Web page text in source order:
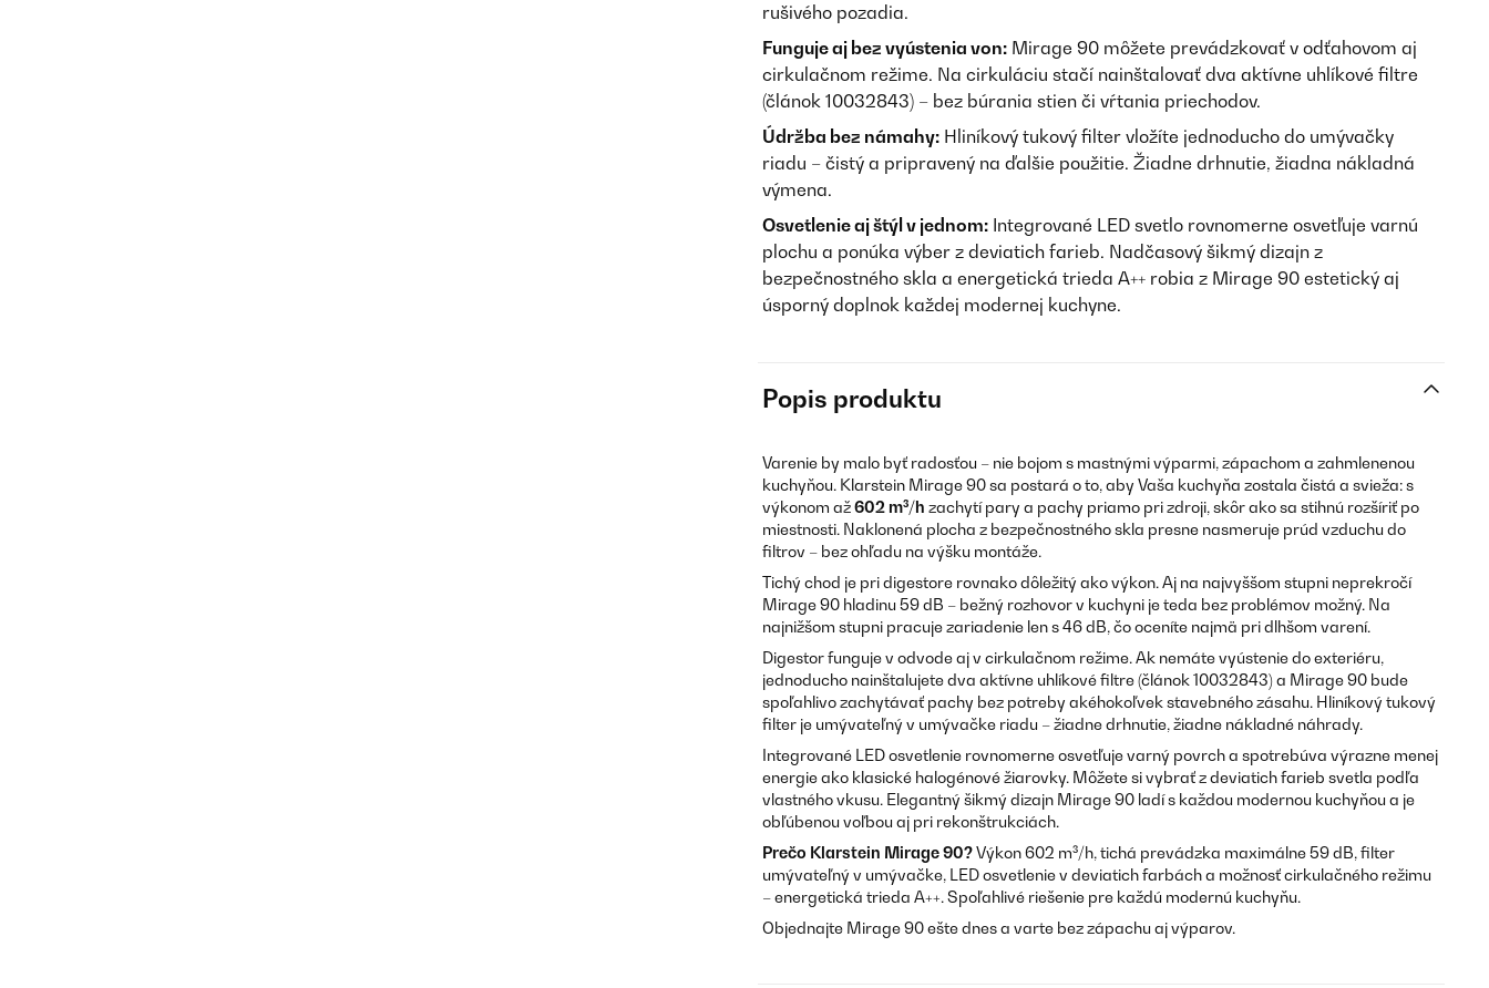
rušivého pozadia.
Funguje aj bez vyústenia von: Mirage 90 môžete prevádzkovať v odťahovom aj
cirkulačnom režime. Na cirkuláciu stačí nainštalovať dva aktívne uhlíkové filtre
(článok 10032843) – bez búrania stien či vŕtania priechodov.
Údržba bez námahy: Hliníkový tukový filter vložíte jednoducho do umývačky
riadu – čistý a pripravený na ďalšie použitie. Žiadne drhnutie, žiadna nákladná
výmena.
Osvetlenie aj štýl v jednom: Integrované LED svetlo rovnomerne osvetľuje varnú
plochu a ponúka výber z deviatich farieb. Nadčasový šikmý dizajn z
bezpečnostného skla a energetická trieda A++ robia z Mirage 90 estetický aj
úsporný doplnok každej modernej kuchyne.
Popis produktu
Varenie by malo byť radosťou – nie bojom s mastnými výparmi, zápachom a zahmlenenou
kuchyňou. Klarstein Mirage 90 sa postará o to, aby Vaša kuchyňa zostala čistá a svieža: s
výkonom až602 m³/h zachytí pary a pachy priamo pri zdroji, skôr ako sa stihnú rozšíriť po
miestnosti. Naklonená plocha z bezpečnostného skla presne nasmeruje prúd vzduchu do
filtrov – bez ohľadu na výšku montáže.
Tichý chod je pri digestore rovnako dôležitý ako výkon. Aj na najvyššom stupni neprekročí
Mirage 90 hladinu 59 dB – bežný rozhovor v kuchyni je teda bez problémov možný. Na
najnižšom stupni pracuje zariadenie len s 46 dB, čo oceníte najmä pri dlhšom varení.
Digestor funguje v odvode aj v cirkulačnom režime. Ak nemáte vyústenie do exteriéru,
jednoducho nainštalujete dva aktívne uhlíkové filtre (článok 10032843) a Mirage 90 bude
spoľahlivo zachytávať pachy bez potreby akéhokoľvek stavebného zásahu. Hliníkový tukový
filter je umývateľný v umývačke riadu – žiadne drhnutie, žiadne nákladné náhrady.
Integrované LED osvetlenie rovnomerne osvetľuje varný povrch a spotrebúva výrazne menej
energie ako klasické halogénové žiarovky. Môžete si vybrať z deviatich farieb svetla podľa
vlastného vkusu. Elegantný šikmý dizajn Mirage 90 ladí s každou modernou kuchyňou a je
obľúbenou voľbou aj pri rekonštrukciách.
Prečo Klarstein Mirage 90?Výkon 602 m³/h, tichá prevádzka maximálne 59 dB, filter
umývateľný v umývačke, LED osvetlenie v deviatich farbách a možnosť cirkulačného režimu
– energetická trieda A++. Spoľahlivé riešenie pre každú modernú kuchyňu.
Objednajte Mirage 90 ešte dnes a varte bez zápachu aj výparov.